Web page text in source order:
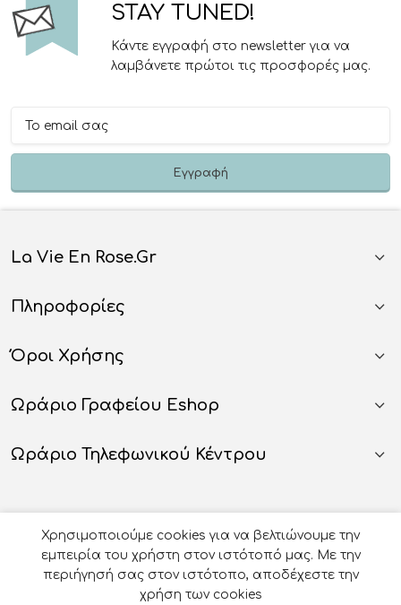
STAY TUNED!
Κάντε εγγραφή στο newsletter για να
λαμβάνετε πρώτοι τις προσφορές μας.
La Vie En Rose.gr
Πληροφορίες
Όροι Χρήσης
Ωράριο Γραφείου Eshop
Ωράριο Τηλεφωνικού Κέντρου
Χρησιμοποιούμε cookies για να βελτιώνουμε την
εμπειρία του χρήστη στον ιστότοπό μας. Με την
περιήγησή σας στον ιστότοπο, αποδέχεστε την
χρήση των cookies